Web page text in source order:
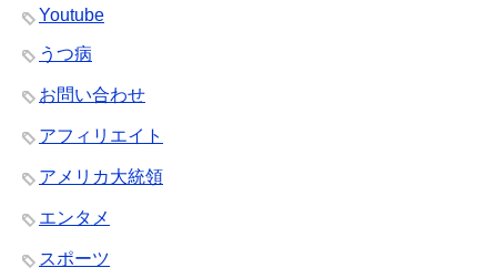
Youtube
うつ病
お問い合わせ
アフィリエイト
アメリカ大統領
エンタメ
スポーツ